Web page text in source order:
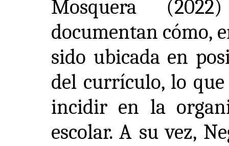
Mosquera
documentan cómo,
sido ubicada en
del currículo, lo
incidir en la
escolar. A su vez,